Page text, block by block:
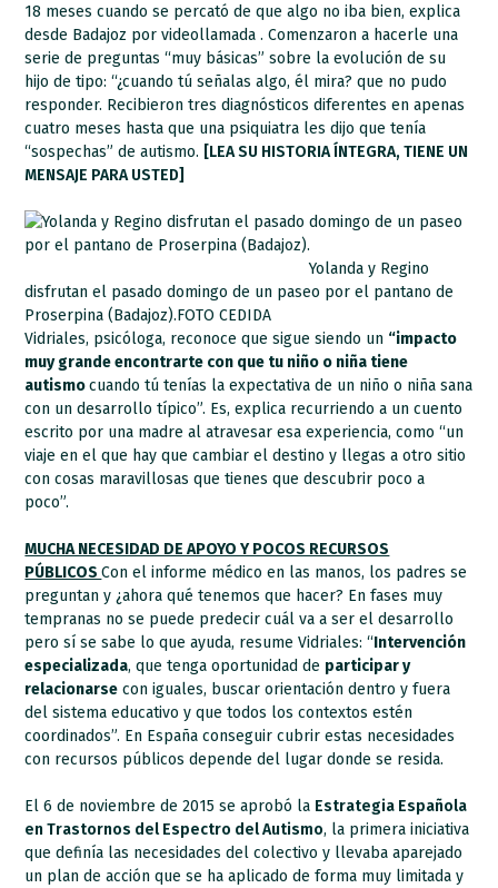
18 meses cuando se percató de que algo no iba bien, explica
desde Badajoz por videollamada . Comenzaron a hacerle una
serie de preguntas “muy básicas” sobre la evolución de su
hijo de tipo: “¿cuando tú señalas algo, él mira? que no pudo
responder. Recibieron tres diagnósticos diferentes en apenas
cuatro meses hasta que una psiquiatra les dijo que tenía
“sospechas” de autismo. [LEA SU HISTORIA ÍNTEGRA, TIENE UN
MENSAJE PARA USTED]
Yolanda y Regino
disfrutan el pasado domingo de un paseo por el pantano de
Proserpina (Badajoz).FOTO CEDIDA
Vidriales, psicóloga, reconoce que sigue siendo un “impacto
muy grande encontrarte con que tu niño o niña tiene
autismocuando tú tenías la expectativa de un niño o niña sana
con un desarrollo típico”. Es, explica recurriendo a un cuento
escrito por una madre al atravesar esa experiencia, como “un
viaje en el que hay que cambiar el destino y llegas a otro sitio
con cosas maravillosas que tienes que descubrir poco a
poco”.
MUCHA NECESIDAD DE APOYO Y POCOS RECURSOS
PÚBLICOSCon el informe médico en las manos, los padres se
preguntan y ¿ahora qué tenemos que hacer? En fases muy
tempranas no se puede predecir cuál va a ser el desarrollo
pero sí se sabe lo que ayuda, resume Vidriales: “Intervención
especializada, que tenga oportunidad de participar y
relacionarse con iguales, buscar orientación dentro y fuera
del sistema educativo y que todos los contextos estén
coordinados”. En España conseguir cubrir estas necesidades
con recursos públicos depende del lugar donde se resida.
El 6 de noviembre de 2015 se aprobó la Estrategia Española
en Trastornos del Espectro del Autismo, la primera iniciativa
que definía las necesidades del colectivo y llevaba aparejado
un plan de acción que se ha aplicado de forma muy limitada y